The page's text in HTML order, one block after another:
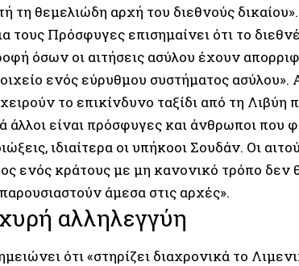
τη θεμελιώδη αρχή του διεθνούς δικαίου».
τους Πρόσφυγες επισημαίνει ότι το
όσων οι αιτήσεις ασύλου έχουν
ενός εύρυθμου συστήματος ασύλου».
το επικίνδυνο ταξίδι από τη Λιβύη
άλλοι είναι πρόσφυγες και άνθρωποι που
ιδιαίτερα οι υπήκοοι Σουδάν. Οι
ενός κράτους με μη κανονικό τρόπο δεν
άμεσα στις αρχές».
αλληλεγγύη
ότι «στηρίζει διαχρονικά το